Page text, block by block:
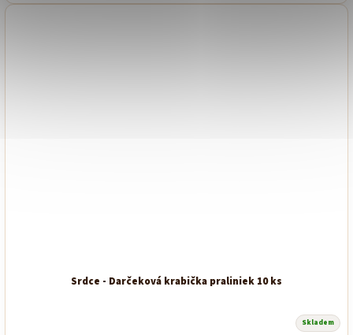
Srdce - Darčeková krabička praliniek 10 ks
Skladem